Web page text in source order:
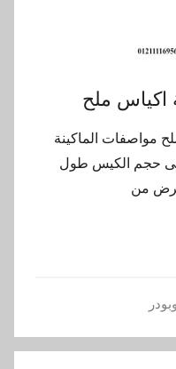
اكياس ملح
مواصفات الماكينة
منسى حجم الكيس طول